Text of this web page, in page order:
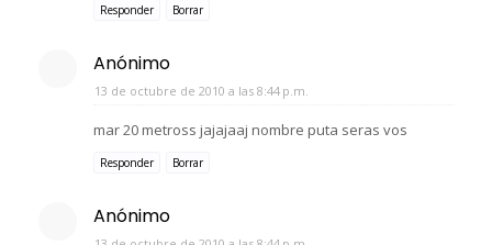
Responder Borrar
Anónimo
13 de octubre de 2010 a las 8:44 p.m.
mar 20 metross jajajaaj nombre puta seras vos
Responder Borrar
Anónimo